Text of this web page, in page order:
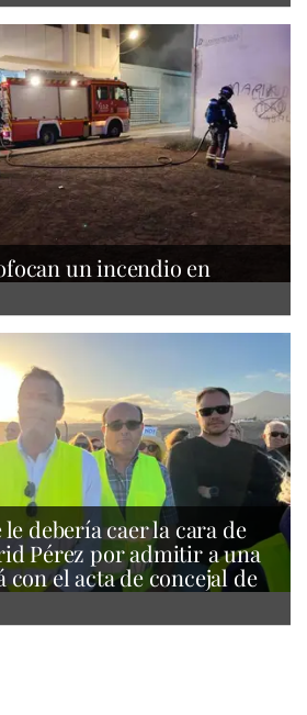
un incendio en
le debería caer la cara de
Pérez por admitir a una
con el acta de concejal de